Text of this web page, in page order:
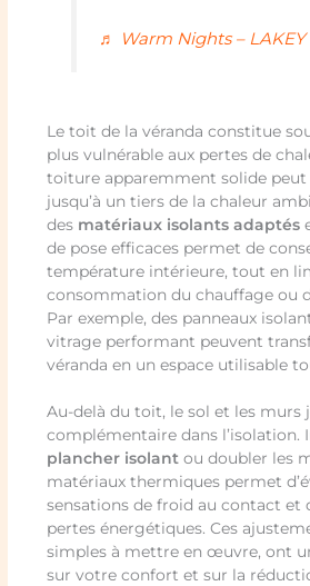
♬ Warm Nights – LAKEY
Le toit de la véranda constitue
plus vulnérable aux pertes de
toiture apparemment solide peut
jusqu’à un tiers de la chaleur
des matériaux isolants adaptés
de pose efficaces permet de
température intérieure, tout en
consommation du chauffage ou
Par exemple, des panneaux
vitrage performant peuvent
véranda en un espace utilisable
Au-delà du toit, le sol et les murs
complémentaire dans l’isolation.
plancher isolantou doubler les
matériaux thermiques permet
sensations de froid au contact et
pertes énergétiques. Ces
simples à mettre en œuvre, ont
sur votre confort et sur la